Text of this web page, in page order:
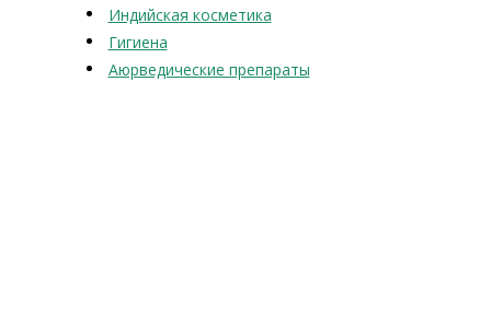
Индийская косметика
Гигиена
Аюрведические препараты